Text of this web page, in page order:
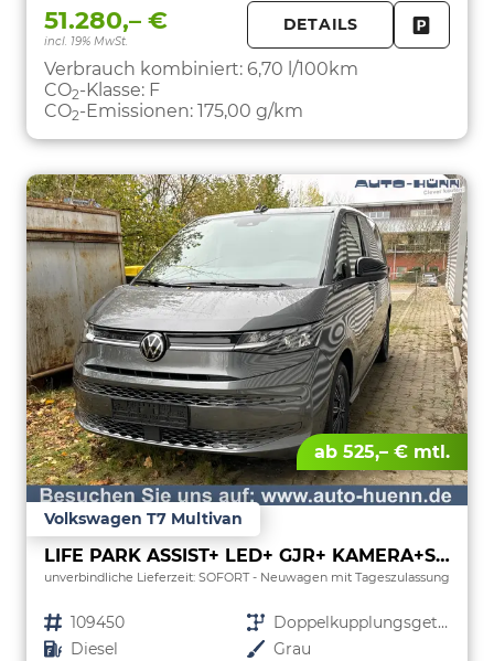
51.280,– €
incl. 19% MwSt.
DETAILS
Verbrauch kombiniert: 6,70 l/100km
CO2-Klasse: F
CO2-Emissionen: 175,00 g/km
ab 525,– € mtl.
Volkswagen T7 Multivan
LIFE PARK ASSIST+ LED+ GJR+ KAMERA+SHZ
unverbindliche Lieferzeit: SOFORT Neuwagen mit Tageszulassung
Fahrzeugnr. 109450 Getriebe
Doppelkupplungsgetriebe (DSG)
Kraftstoff Diesel Außenfarbe Grau